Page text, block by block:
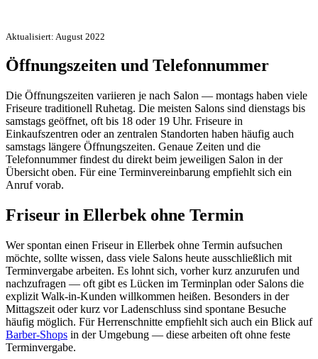
Aktualisiert: August 2022
Öffnungszeiten und Telefonnummer
Die Öffnungszeiten variieren je nach Salon — montags haben viele
Friseure traditionell Ruhetag. Die meisten Salons sind dienstags bis
samstags geöffnet, oft bis 18 oder 19 Uhr. Friseure in
Einkaufszentren oder an zentralen Standorten haben häufig auch
samstags längere Öffnungszeiten. Genaue Zeiten und die
Telefonnummer findest du direkt beim jeweiligen Salon in der
Übersicht oben. Für eine Terminvereinbarung empfiehlt sich ein
Anruf vorab.
Friseur in Ellerbek ohne Termin
Wer spontan einen Friseur in Ellerbek ohne Termin aufsuchen
möchte, sollte wissen, dass viele Salons heute ausschließlich mit
Terminvergabe arbeiten. Es lohnt sich, vorher kurz anzurufen und
nachzufragen — oft gibt es Lücken im Terminplan oder Salons die
explizit Walk-in-Kunden willkommen heißen. Besonders in der
Mittagszeit oder kurz vor Ladenschluss sind spontane Besuche
häufig möglich. Für Herrenschnitte empfiehlt sich auch ein Blick auf
Barber-Shops in der Umgebung — diese arbeiten oft ohne feste
Terminvergabe.